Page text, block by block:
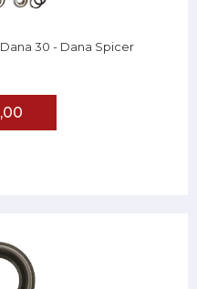
30 - Dana Spicer